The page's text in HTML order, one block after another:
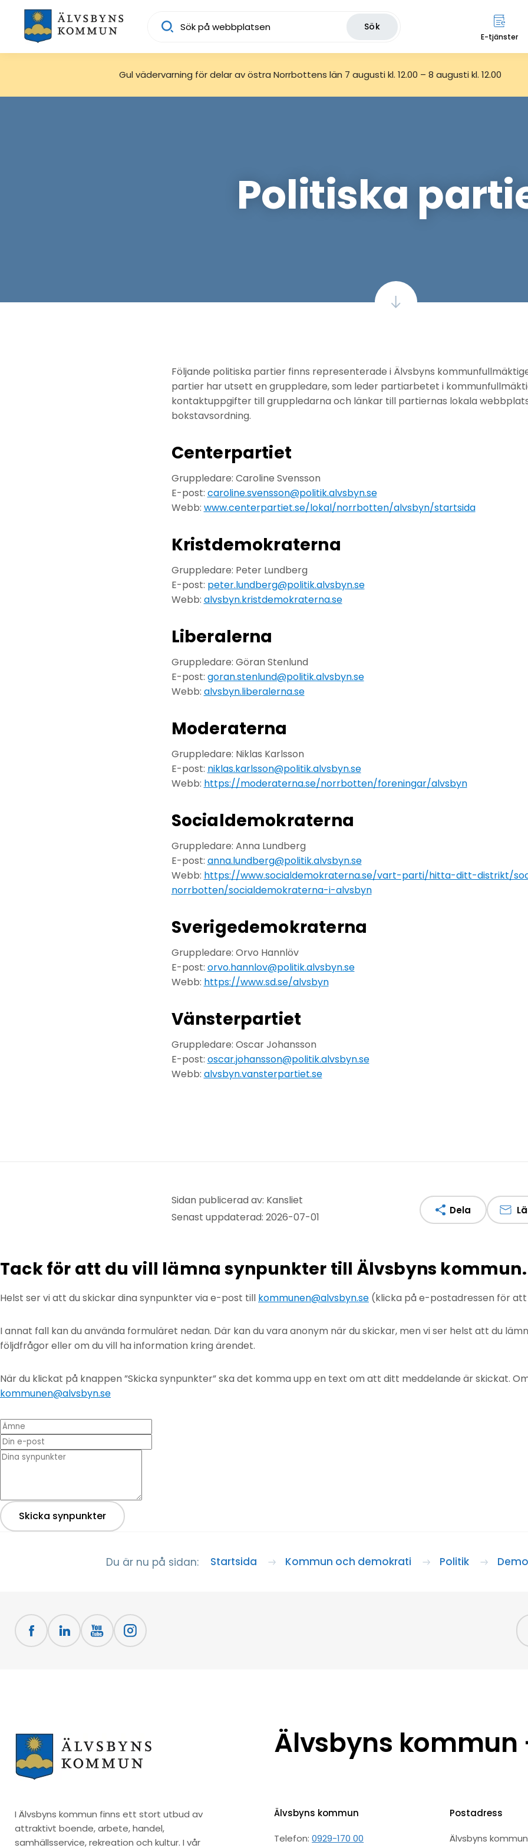
Sök
E-tjänster
Gul vädervarning för delar av östra Norrbottens län 7 augusti kl. 12.00 – 8 augusti kl. 12.00
Politiska
Följande politiska partier finns representerade i Älvsbyns
partier har utsett en gruppledare, som leder partiarbetet i
kontaktuppgifter till gruppledarna och länkar till partiernas lokala
bokstavsordning.
Centerpartiet
Gruppledare: Caroline Svensson
E-post: caroline.svensson@politik.alvsbyn.se
Webb: www.centerpartiet.se/lokal/norrbotten/alvsbyn/startsida
Kristdemokraterna
Gruppledare: Peter Lundberg
E-post: peter.lundberg@politik.alvsbyn.se
Webb: alvsbyn.kristdemokraterna.se
Liberalerna
Gruppledare: Göran Stenlund
E-post: goran.stenlund@politik.alvsbyn.se
Webb: alvsbyn.liberalerna.se
Moderaterna
Gruppledare: Niklas Karlsson
E-post: niklas.karlsson@politik.alvsbyn.se
Webb: https://moderaterna.se/norrbotten/foreningar/alvsbyn
Socialdemokraterna
Gruppledare: Anna Lundberg
E-post: anna.lundberg@politik.alvsbyn.se
Webb: https://www.socialdemokraterna.se/vart-parti/hitta-ditt-distrikt/
norrbotten/socialdemokraterna-i-alvsbyn
Sverigedemokraterna
Gruppledare: Orvo Hannlöv
E-post: orvo.hannlov@politik.alvsbyn.se
Webb: https://www.sd.se/alvsbyn
Vänsterpartiet
Gruppledare: Oscar Johansson
E-post: oscar.johansson@politik.alvsbyn.se
Webb: alvsbyn.vansterpartiet.se
Sidan publicerad av: Kansliet
Senast uppdaterad: 2026-07-01
Dela
Tack för att du vill lämna synpunkter till Älvsbyns kommun.
Helst ser vi att du skickar dina synpunkter via e-post till kommunen@alvsbyn.se (klicka på e-postadressen för
I annat fall kan du använda formuläret nedan. Där kan du vara anonym när du skickar, men vi ser helst att du
följdfrågor eller om du vill ha information kring ärendet.
När du klickat på knappen ”Skicka synpunkter” ska det komma upp en text om att ditt meddelande är skickat.
kommunen@alvsbyn.se
Ämne
Din e-post
* Dina synpunkter
Skicka synpunkter
Du är nu på sidan: Startsida Kommun och demokrati Politik
I Älvsbyns kommun finns ett stort utbud av
attraktivt boende, arbete, handel,
samhällsservice, rekreation och kultur. I vår
Älvsbyns kommun
Älvsbyns kommun
Telefon:0929-170 00
Postadress
Älvsbyns kommun